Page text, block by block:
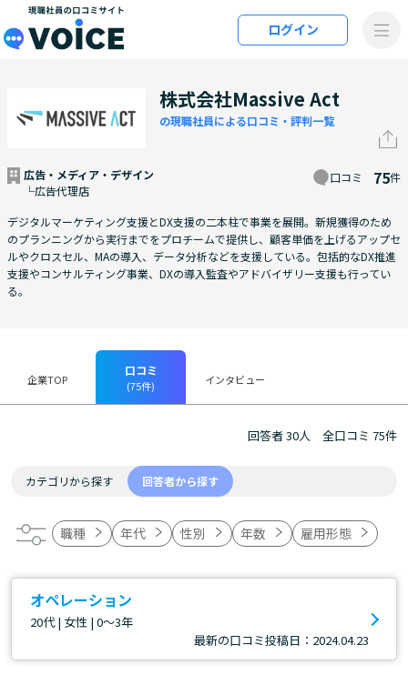
メインコンテンツにスキップ
ログイン
株式会社Massive Act
の現職社員による口コミ・評判一覧
広告・メディア・デザイン
└広告代理店
口コミ 75件
デジタルマーケティング支援とDX支援の二本柱で事業を展開。新規獲得のため
のプランニングから実行までをプロチームで提供し、顧客単価を上げるアップセ
ルやクロスセル、MAの導入、データ分析などを支援している。包括的なDX推進
支援やコンサルティング事業、DXの導入監査やアドバイザリー支援も行ってい
る。
企業TOP
口コミ
(75件) インタビュー
回答者 30人 全口コミ 75件
カテゴリから探す 回答者から探す
職種 年代 性別 年数 雇用形態
オペレーション
20代 | 女性 | 0～3年
最新の口コミ投稿日：2024.04.23